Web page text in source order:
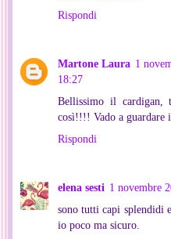
Rispondi
Martone Laura 1
18:27
Bellissimo il cardigan,
così!!!! Vado a guardare
Rispondi
elena sesti 1 novembre
sono tutti capi splendidi
io poco ma sicuro.